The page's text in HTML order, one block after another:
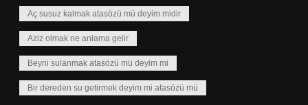
Aç susuz kalmak atasözü mü deyim midir
Aziz olmak ne anlama gelir
Beyni sulanmak atasözü mü deyim mi
Bir dereden su getirmek deyim mi atasözü mü